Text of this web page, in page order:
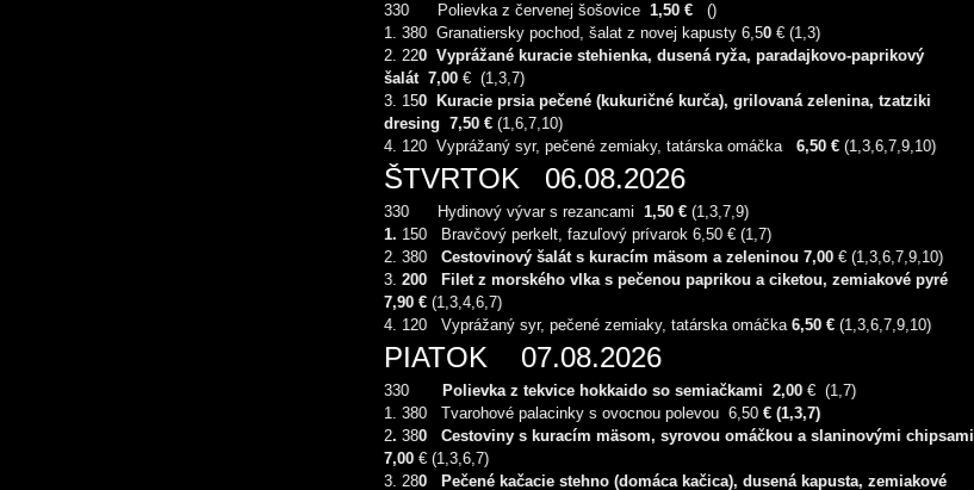
330 Polievka z červenej šošovice 1,50 € ()
1. 380 Granatiersky pochod, šalat z novej kapusty 6,50 € (1,3)
2. 220 Vyprážané kuracie stehienka, dusená ryža, paradajkovo-paprikový
šalát 7,00 € (1,3,7)
3. 150
Kuracie prsia pečené (kukuričné kurča), grilovaná zelenina, tzatziki
dresing 7,50 € (1,6,7,10)
4. 120 Vyprážaný syr, pečené zemiaky, tatárska omáčka6,50 € (1,3,6,7,9,10)
ŠTVRTOK 06.08.2026
330 Hydinový vývar s rezancami 1,50 € (1,3,7,9)
1. 150 Bravčový perkelt, fazuľový prívarok 6,50 € (1,7)
2. 380 Cestovinový šalát s kuracím mäsom a zeleninou 7,00 € (1,3,6,7,9,10)
3. 200
Filet z morského vlka s pečenou paprikou a ciketou, zemiakové pyré
7,90 € (1,3,4,6,7)
4. 120 Vyprážaný syr, pečené zemiaky, tatárska omáčka6,50 € (1,3,6,7,9,10)
PIATOK 07.08.2026
330 Polievka z tekvice hokkaido so semiačkami 2,00 € (1,7)
1. 380 Tvarohové palacinky s ovocnou polevou 6,50 € (1,3,7)
2. 380
Cestoviny s kuracím mäsom, syrovou omáčkou a slaninovými chipsami
7,00 € (1,3,6,7)
3. 280 Pečené kačacie stehno (domáca kačica), dusená kapusta, zemiakové